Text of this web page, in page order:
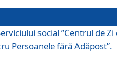
social ”Centrul de Zi
Persoanele fără Adăpost”.